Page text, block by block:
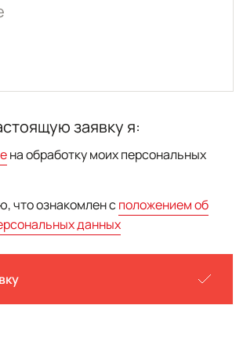
заявку я:
на обработку моих персональных
что ознакомлен сположением об
данных